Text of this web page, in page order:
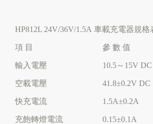
HP812L 24V/36V/1.5A 車載充電器規格
項 目 參 數 值
輸入電壓 10.5～15V DC
空載電壓 41.8±0.2V DC
快充電流 1.5A±0.2A
充飽轉燈電流 0.15±0.1A